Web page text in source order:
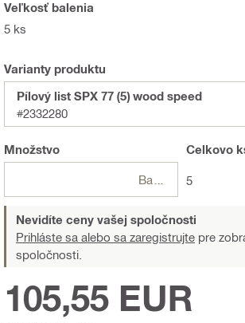
Veľkosť balenia
5 ks
Varianty produktu
Pílový list SPX 77 (5) wood speed
#2332280
Množstvo Celkovo
5
Nevidíte ceny vašej spoločnosti
Prihláste sa alebo sa zaregistrujte pre
spoločnosti.
105,55 EUR